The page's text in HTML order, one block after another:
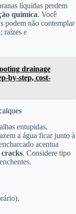
líquidas perdem
química. Você
podem não contemplar
raízes e
drainage
by-step, cost-
entupidas,
a água ficar junto à
acentua
. Considere tipo